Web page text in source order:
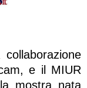
e il MIUR
mostra nata